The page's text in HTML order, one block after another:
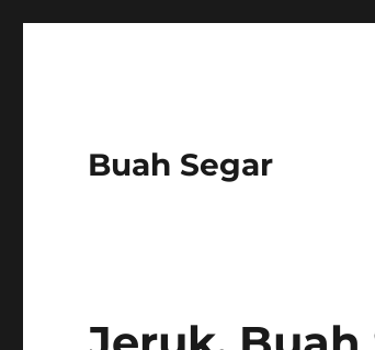
Buah Segar